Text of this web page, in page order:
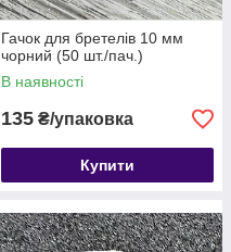
Гачок для бретелів 10 мм
чорний (50 шт./пач.)
В наявності
135 ₴/упаковка
Купити